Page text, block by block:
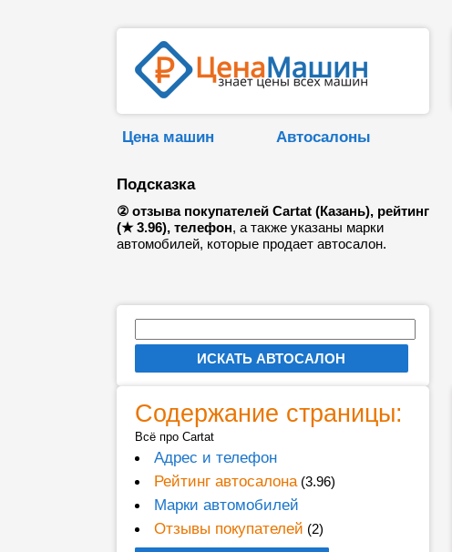
Цена машин Автосалоны
Подсказка
② отзыва покупателей Cartat (Казань), рейтинг
(★ 3.96), телефон, а также указаны марки
автомобилей, которые продает автосалон.
Содержание страницы:
Всё про Cartat
Адрес и телефон
Рейтинг автосалона(3.96)
Марки автомобилей
Отзывы покупателей (2)